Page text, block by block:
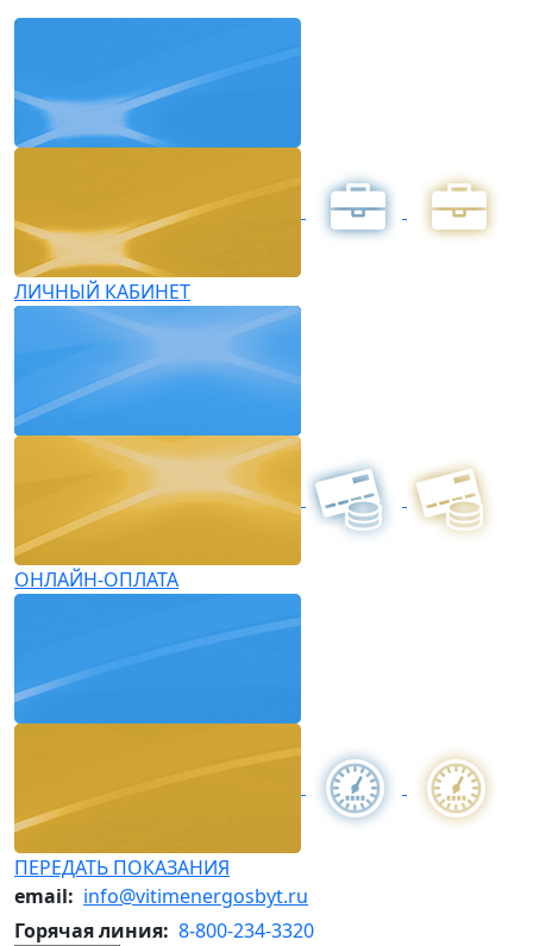
ЛИЧНЫЙ КАБИНЕТ
ОНЛАЙН-ОПЛАТА
ПЕРЕДАТЬ ПОКАЗАНИЯ
email: info@vitimenergosbyt.ru
Горячая линия: 8-800-234-3320